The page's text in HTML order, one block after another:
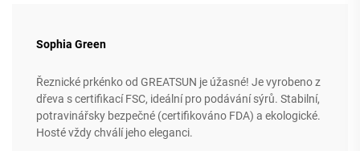
Sophia Green
Řeznické prkénko od GREATSUN je úžasné! Je vyrobeno z
dřeva s certifikací FSC, ideální pro podávání sýrů. Stabilní,
potravinářsky bezpečné (certifikováno FDA) a ekologické.
Hosté vždy chválí jeho eleganci.